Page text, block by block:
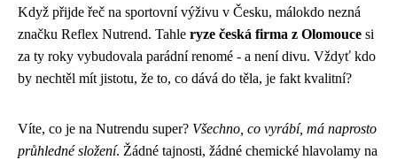
Když přijde řeč na sportovní výživu v Česku, málokdo nezná
značku Reflex Nutrend. Tahle ryze česká firma z Olomouce si
za ty roky vybudovala parádní renomé - a není divu. Vždyť kdo
by nechtěl mít jistotu, že to, co dává do těla, je fakt kvalitní?
Víte, co je na Nutrendu super? Všechno, co vyrábí, má naprosto
průhledné složení. Žádné tajnosti, žádné chemické hlavolamy na